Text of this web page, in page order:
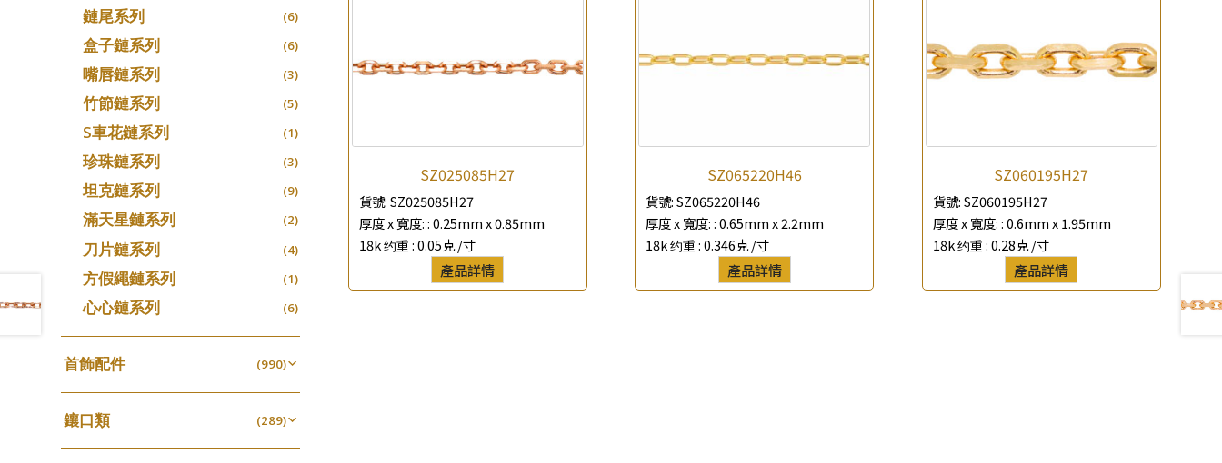
公司名稱
查詢以下產品
SZ025085H27
貨號:SZ025085H27
厚度 x 寬度: :0.25mm x 0.85mm
18k 约重 :0.05克 /寸
產品詳情
SZ065220H46
貨號: SZ065220H46
厚度 x 寬度: : 0.65mm x 2.2mm
18k 约重 :0.346克 /寸
產品詳情
SZ060195H27
貨號:SZ060195H27
厚度 x 寬度: :0.6mm x 1.95mm
18k 约重 :0.28克 /寸
產品詳情
鏈尾系列 (6)
盒子鏈系列 (6)
嘴唇鏈系列 (3)
竹節鏈系列 (5)
S車花鏈系列 (1)
珍珠鏈系列 (3)
坦克鏈系列 (9)
滿天星鏈系列 (2)
刀片鏈系列 (4)
方假繩鏈系列 (1)
心心鏈系列 (6)
首飾配件 (990)
耳環類配件 (341)
卷迫系列 (13)
螺絲迫系列 (15)
鏈類配件
鑲口類 (289)
四爪頭系列 (20)